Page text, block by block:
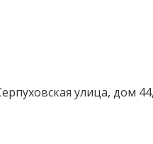
улица, дом